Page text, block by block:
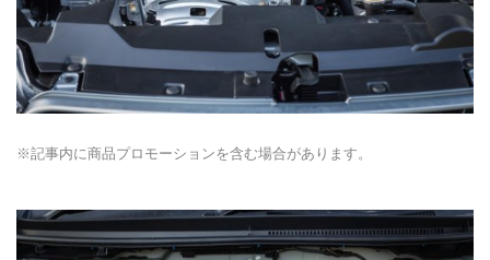
※記事内に商品プロモーションを含む場合があります。